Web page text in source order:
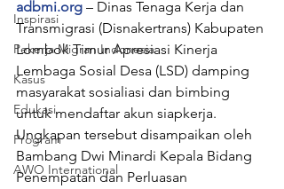
Inspirasi
Pekerja Migran Indonesia
Kasus
Edukasi
Program
AWO International
adbmi.org – Dinas Tenaga Kerja dan
Transmigrasi (Disnakertrans) Kabupaten
Lombok Timur Apresiasi Kinerja
Lembaga Sosial Desa (LSD) damping
masyarakat sosialiasi dan bimbing
untuk mendaftar akun siapkerja.
Ungkapan tersebut disampaikan oleh
Bambang Dwi Minardi Kepala Bidang
Penempatan dan Perluasan